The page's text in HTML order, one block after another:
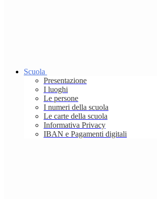
Scuola
Presentazione
I luoghi
Le persone
I numeri della scuola
Le carte della scuola
Informativa Privacy
IBAN e Pagamenti digitali